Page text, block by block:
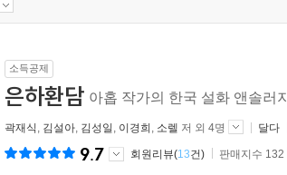
소득공제
은하환담 아홉 작가의 한국 설화 앤솔러지
곽재식 , 김설아, 김성일 , 이경희 , 소렐 저 외 4명 달다
9.7 회원리뷰(13건) 판매지수 132